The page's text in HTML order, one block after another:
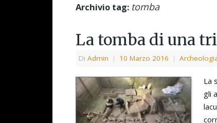
Archivio tag: tomba
La tomba di una
Di Admin | 10 Marzo 2016 |
La
gli